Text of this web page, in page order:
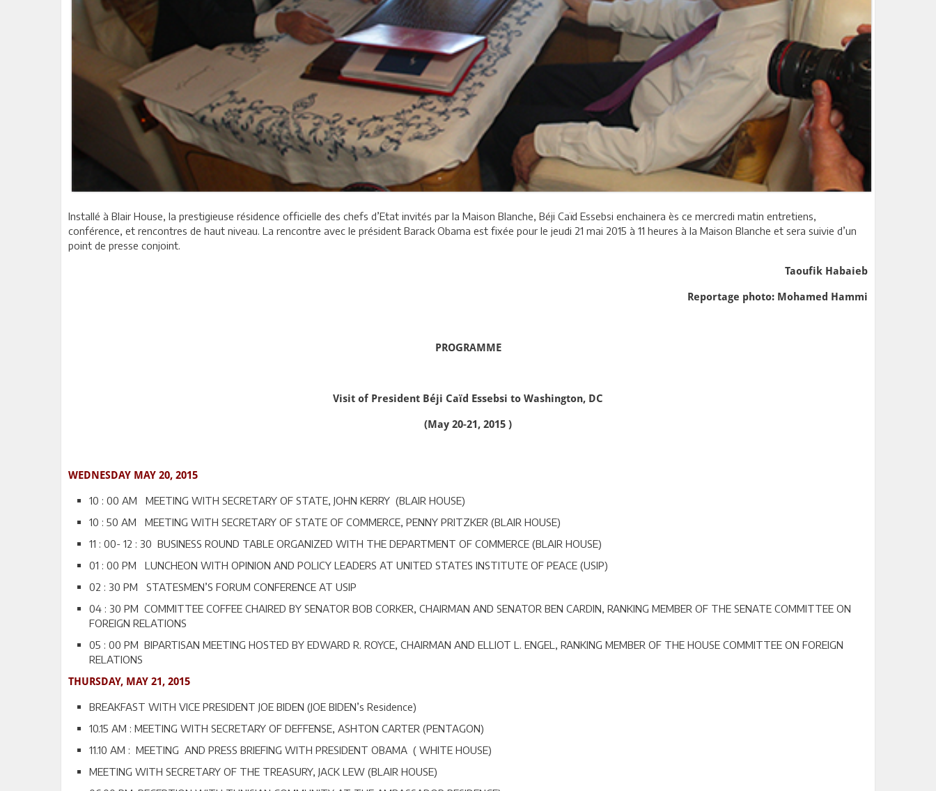
Installé à Blair House, la prestigieuse résidence officielle des chefs d’Etat invités par la Maison Blanche, Béji Caïd Essebsi enchainera ès ce mercredi matin entretiens,
conférence, et rencontres de haut niveau. La rencontre avec le président Barack Obama est fixée pour le jeudi 21 mai 2015 à 11 heures à la Maison Blanche et sera suivie d’un
point de presse conjoint.
Taoufik Habaieb
Reportage photo: Mohamed Hammi
PROGRAMME
Visit of President Béji Caïd Essebsi to Washington, DC
(May 20-21, 2015 )
WEDNESDAY MAY 20, 2015
10 : 00 AM MEETING WITH SECRETARY OF STATE, JOHN KERRY (BLAIR HOUSE)
10 : 50 AM MEETING WITH SECRETARY OF STATE OF COMMERCE, PENNY PRITZKER (BLAIR HOUSE)
11 : 00- 12 : 30 BUSINESS ROUND TABLE ORGANIZED WITH THE DEPARTMENT OF COMMERCE (BLAIR HOUSE)
01 : 00 PM LUNCHEON WITH OPINION AND POLICY LEADERS AT UNITED STATES INSTITUTE OF PEACE (USIP)
02 : 30 PM STATESMEN’S FORUM CONFERENCE AT USIP
04 : 30 PM COMMITTEE COFFEE CHAIRED BY SENATOR BOB CORKER, CHAIRMAN AND SENATOR BEN CARDIN, RANKING MEMBER OF THE SENATE COMMITTEE ON
FOREIGN RELATIONS
05 : 00 PM BIPARTISAN MEETING HOSTED BY EDWARD R. ROYCE, CHAIRMAN AND ELLIOT L. ENGEL, RANKING MEMBER OF THE HOUSE COMMITTEE ON FOREIGN
RELATIONS
THURSDAY, MAY 21, 2015
BREAKFAST WITH VICE PRESIDENT JOE BIDEN (JOE BIDEN’s Residence)
10.15 AM : MEETING WITH SECRETARY OF DEFFENSE, ASHTON CARTER (PENTAGON)
11.10 AM : MEETING AND PRESS BRIEFING WITH PRESIDENT OBAMA ( WHITE HOUSE)
MEETING WITH SECRETARY OF THE TREASURY, JACK LEW (BLAIR HOUSE)